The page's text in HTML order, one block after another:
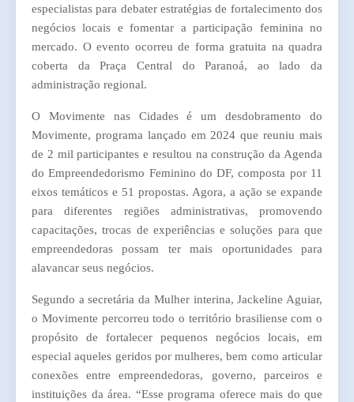
especialistas para debater estratégias de fortalecimento dos
negócios locais e fomentar a participação feminina no
mercado. O evento ocorreu de forma gratuita na quadra
coberta da Praça Central do Paranoá, ao lado da
administração regional.
O Movimente nas Cidades é um desdobramento do
Movimente, programa lançado em 2024 que reuniu mais
de 2 mil participantes e resultou na construção da Agenda
do Empreendedorismo Feminino do DF, composta por 11
eixos temáticos e 51 propostas. Agora, a ação se expande
para diferentes regiões administrativas, promovendo
capacitações, trocas de experiências e soluções para que
empreendedoras possam ter mais oportunidades para
alavancar seus negócios.
Segundo a secretária da Mulher interina, Jackeline Aguiar,
o Movimente percorreu todo o território brasiliense com o
propósito de fortalecer pequenos negócios locais, em
especial aqueles geridos por mulheres, bem como articular
conexões entre empreendedoras, governo, parceiros e
instituições da área. “Esse programa oferece mais do que